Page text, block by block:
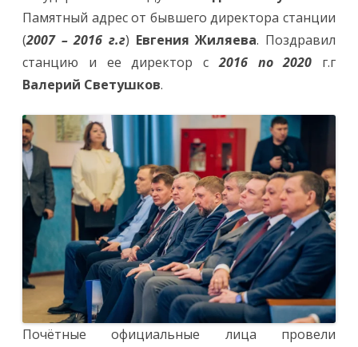
Памятный адрес от бывшего директора станции
(2007 – 2016 г.г) Евгения Жиляева. Поздравил
станцию и ее директор с 2016 по 2020 г.г
Валерий Светушков.
Почётные официальные лица провели